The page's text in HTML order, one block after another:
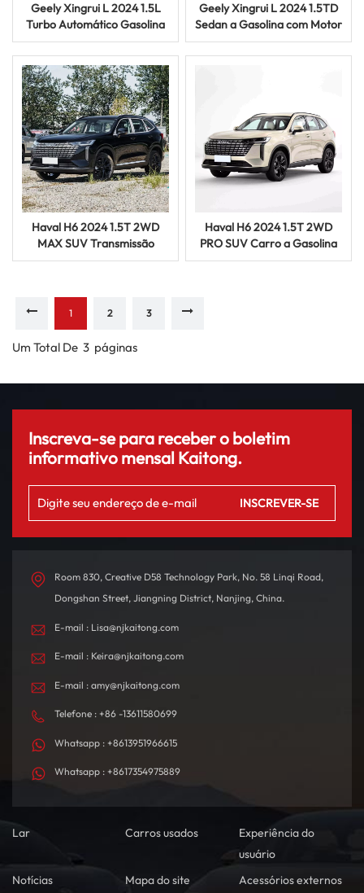
Geely Xingrui L 2024 1.5L
Turbo Automático Gasolina
Carro Sedan Interior
Espaçoso
Geely Xingrui L 2024 1.5TD
Sedan a Gasolina com Motor
Turbo, Automático, para
Exportação
Haval H6 2024 1.5T 2WD
MAX SUV Transmissão
Automática Veículo
Haval H6 2024 1.5T 2WD
PRO SUV Carro a Gasolina
Turboalimentado com Baixo
1 2 3
Um Total De 3 Páginas
Inscreva-se para receber o boletim
informativo mensal Kaitong.
Room 830, Creative D58 Technology Park, No. 58 Linqi Road,
Dongshan Street, Jiangning District, Nanjing, China.
E-mail : Lisa@njkaitong.com
E-mail : Keira@njkaitong.com
E-mail : amy@njkaitong.com
Telefone : +86 -13611580699
Whatsapp : +8613951966615
Whatsapp : +8617354975889
Lar Carros usados
Experiência do
usuário
Notícias
Mapa do site Acessórios externos